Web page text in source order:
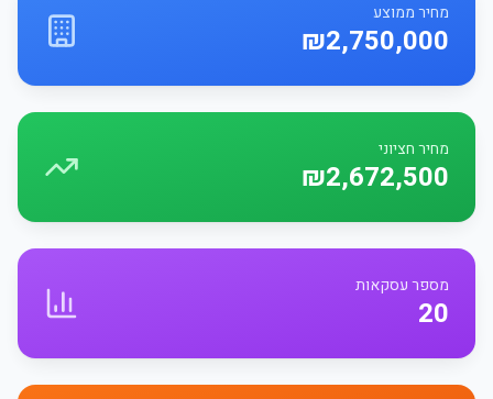
מחיר ממוצע
₪2,750,000
מחיר חציוני
₪2,672,500
מספר עסקאות
20